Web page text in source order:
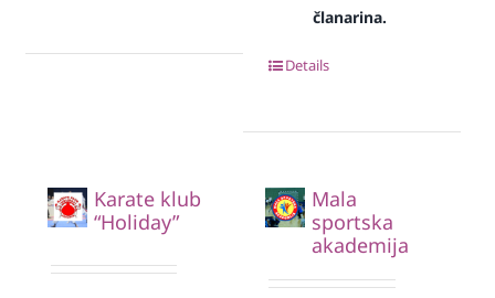
članarina.
Details
Karate klub
“Holiday”
Mala
sportska
akademija